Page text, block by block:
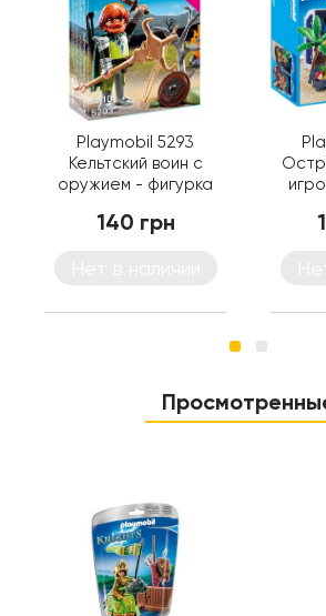
Playmobil 5293
Кельтский воин с
оружием - фигурка
140 грн